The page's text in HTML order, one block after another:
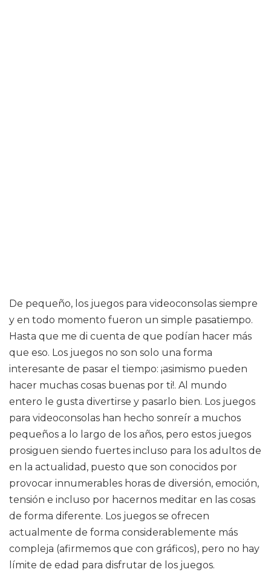
De pequeño, los juegos para videoconsolas siempre
y en todo momento fueron un simple pasatiempo.
Hasta que me di cuenta de que podían hacer más
que eso. Los juegos no son solo una forma
interesante de pasar el tiempo: ¡asimismo pueden
hacer muchas cosas buenas por ti!. Al mundo
entero le gusta divertirse y pasarlo bien. Los juegos
para videoconsolas han hecho sonreír a muchos
pequeños a lo largo de los años, pero estos juegos
prosiguen siendo fuertes incluso para los adultos de
en la actualidad, puesto que son conocidos por
provocar innumerables horas de diversión, emoción,
tensión e incluso por hacernos meditar en las cosas
de forma diferente. Los juegos se ofrecen
actualmente de forma considerablemente más
compleja (afirmemos que con gráficos), pero no hay
límite de edad para disfrutar de los juegos.